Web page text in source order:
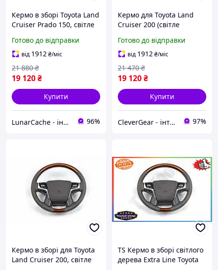
Кермо в зборі Toyota Land
Cruiser Prado 150, світле
Готово до відправки
від 1912₴/міс
19 120₴
21 880 ₴
Купити
LunarCache - інтернет магазин автотюнінгу та запчастин для побутової техніки 96%
Кермо для Toyota Land
Cruiser 200 (світле
Готово до відправки
від 1912₴/міс
19 120₴
21 470 ₴
Купити
CleverGear - інтернет-магазин, запчастини до побутової техніки, побутова хімія, автоаксесуари 97%
Кермо в зборі для Toyota
Land Cruiser 200, світле
TS Кермо в зборі світлого
дерева Extra Line Toyota